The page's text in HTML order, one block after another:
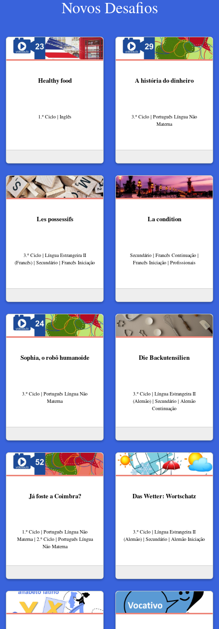
Novos Desafios
Healthy food
1.º Ciclo | Inglês
A história do dinheiro
3.º Ciclo | Português Língua Não
Materna
Les possessifs
3.º Ciclo | Língua Estrangeira II
(Francês) | Secundário | Francês Iniciação
La condition
Secundário | Francês Continuação |
Francês Iniciação | Profissionais
Sophia, o robô humanoide
3.º Ciclo | Português Língua Não
Materna
Die Backutensilien
3.º Ciclo | Língua Estrangeira II
(Alemão) | Secundário | Alemão
Continuação
Já foste a Coimbra?
1.º Ciclo | Português Língua Não
Materna | 2.º Ciclo | Português Língua
Não Materna
Das Wetter: Wortschatz
3.º Ciclo | Língua Estrangeira II
(Alemão) | Secundário | Alemão Iniciação